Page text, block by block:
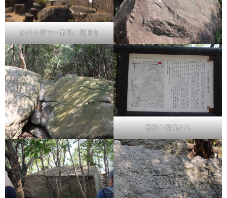
仏生ケ原で一番高い見晴台
看板も整備され